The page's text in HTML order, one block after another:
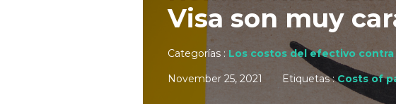
Visa son muy
Categorías : Los costos del efectivo
November 25, 2021
Etiquetas :Costs of